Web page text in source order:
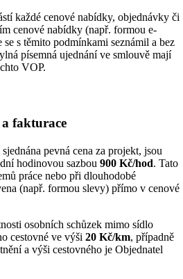
každé cenové nabídky, objednávky či
cenové nabídky (např. formou e-
s těmito podmínkami seznámil a bez
písemná ujednání ve smlouvě mají
VOP.
fakturace
pevná cena za projekt, jsou
hodinovou sazbou900 Kč/hod. Tato
práce nebo při dlouhodobé
(např. formou slevy) přímo v cenové
osobních schůzek mimo sídlo
cestovné ve výši20 Kč/km, případně
a výši cestovného je Objednatel